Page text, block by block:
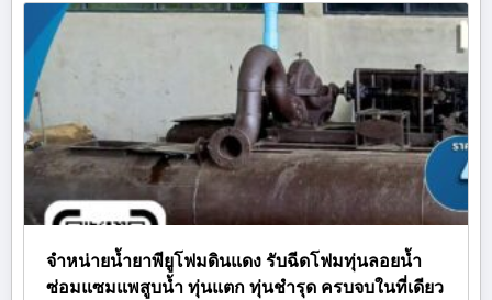
จำหน่ายน้ำยาพียูโฟมดินแดง รับฉีดโฟมทุ่นลอยน้ำ
ซ่อมแซมแพสูบน้ำ ทุ่นแตก ทุ่นชำรุด ครบจบในที่เดียว